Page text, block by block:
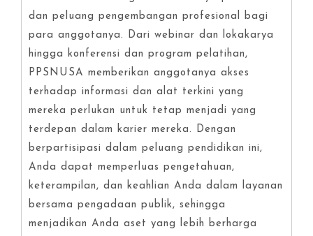
dan peluang pengembangan profesional bagi
para anggotanya. Dari webinar dan lokakarya
hingga konferensi dan program pelatihan,
PPSNUSA memberikan anggotanya akses
terhadap informasi dan alat terkini yang
mereka perlukan untuk tetap menjadi yang
terdepan dalam karier mereka. Dengan
berpartisipasi dalam peluang pendidikan ini,
Anda dapat memperluas pengetahuan,
keterampilan, dan keahlian Anda dalam layanan
bersama pengadaan publik, sehingga
menjadikan Anda aset yang lebih berharga